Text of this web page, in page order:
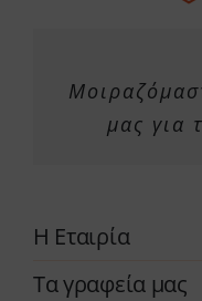
μας για
Η Εταιρία
Τα γραφεία μας